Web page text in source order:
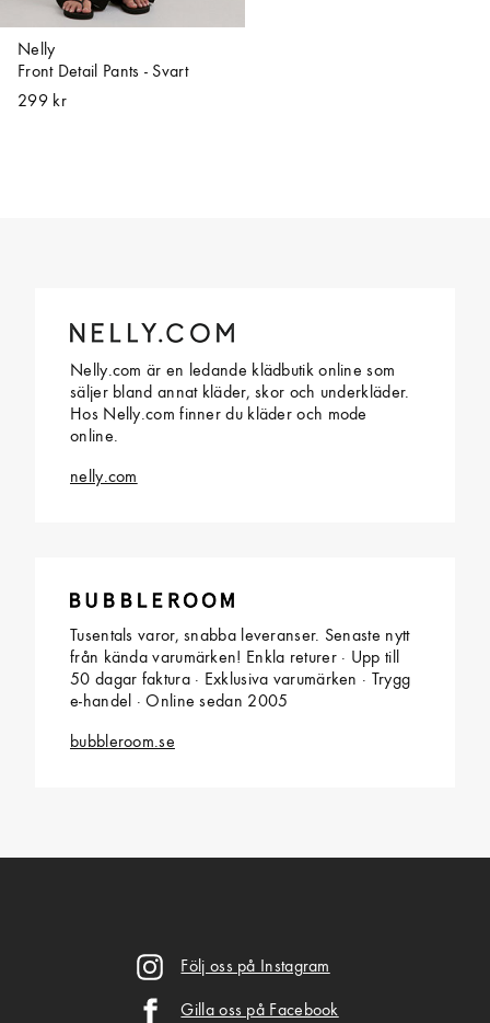
Nelly
Front Detail Pants - Svart
299 kr
Nelly.com är en ledande klädbutik online som
säljer bland annat kläder, skor och underkläder.
Hos Nelly.com finner du kläder och mode
online.
nelly.com
Tusentals varor, snabba leveranser. Senaste nytt
från kända varumärken! Enkla returer · Upp till
50 dagar faktura · Exklusiva varumärken · Trygg
e-handel · Online sedan 2005
bubbleroom.se
Följ oss på Instagram
Gilla oss på Facebook